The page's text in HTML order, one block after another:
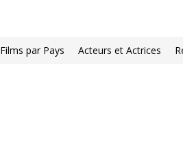
Films par Pays Acteurs et Actrices